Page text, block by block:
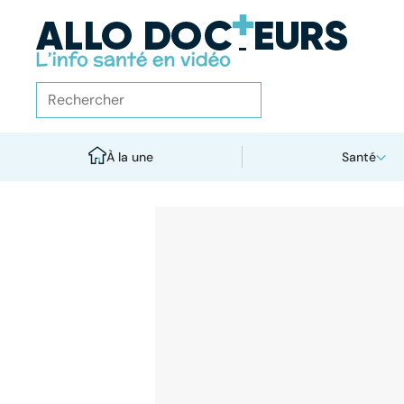
À la une Santé